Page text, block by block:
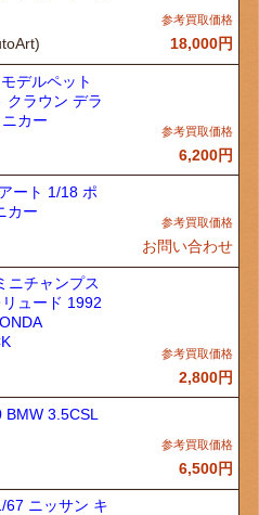
18,000円
デルペット
クラウン デラ
カー
6,200円
ート 1/18 ポ
カー
お問い合わせ
ニチャンプス
ュード 1992
2,800円
3.5CSL
6,500円
67 ニッサン キ